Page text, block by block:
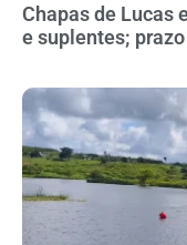
Chapas de Lucas
e suplentes;